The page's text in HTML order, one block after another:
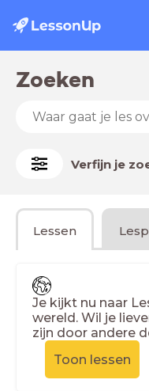
Zoeken
Verfijn je
Lessen
Je kijkt nu naar
wereld. Wil je
zijn door andere
Toon lessen